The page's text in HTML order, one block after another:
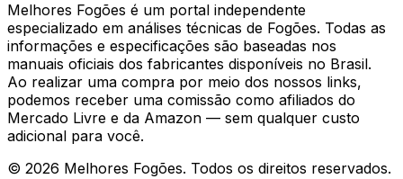
Melhores Fogões é um portal independente
especializado em análises técnicas de Fogões. Todas as
informações e especificações são baseadas nos
manuais oficiais dos fabricantes disponíveis no Brasil.
Ao realizar uma compra por meio dos nossos links,
podemos receber uma comissão como afiliados do
Mercado Livre e da Amazon — sem qualquer custo
adicional para você.
© 2026 Melhores Fogões. Todos os direitos reservados.